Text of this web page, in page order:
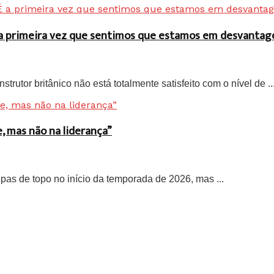
vez que sentimos que estamos em
britânico não está totalmente satisfeito com o nível de ...
não na liderança”
de topo no início da temporada de 2026, mas ...